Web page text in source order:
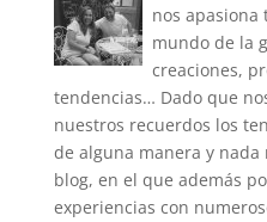
nos apasiona
mundo de la
creaciones,
tendencias… Dado que
nuestros recuerdos los
de alguna manera y
blog, en el que además
experiencias con